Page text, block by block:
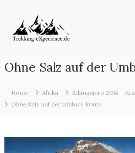
content
eXperience.de
Reiseberichte
aus
Welt
Ohne Salz auf der
Home Afrika
Kilimanjaro 2014 –
Ohne Salz auf der Umbwe Route